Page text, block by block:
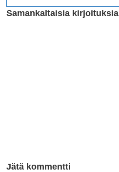
Samankaltaisia kirjoituksia
Jätä kommentti